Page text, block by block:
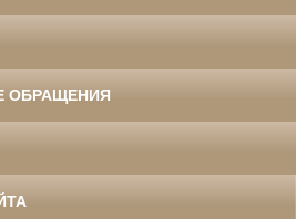
ОБРАЩЕНИЯ